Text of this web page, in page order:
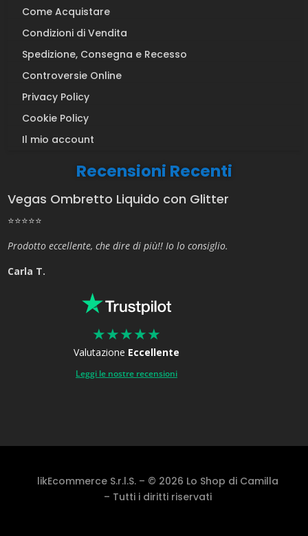
Come Acquistare
Condizioni di Vendita
Spedizione, Consegna e Recesso
Controversie Online
Privacy Policy
Cookie Policy
Il mio account
Recensioni Recenti
Vegas Ombretto Liquido con Glitter
⭐⭐⭐⭐⭐
Prodotto eccellente, che dire di più!! Io lo consiglio.
Carla T.
★★★★★
Valutazione Eccellente
Leggi le nostre recensioni
likEcommerce S.r.l.S. – © 2026 Lo Shop di Camilla
– Tutti i diritti riservati